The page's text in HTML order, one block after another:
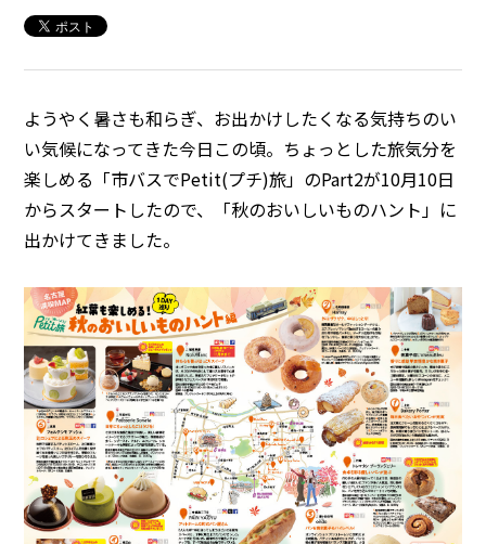
ようやく暑さも和らぎ、お出かけしたくなる気持ちのい
い気候になってきた今日この頃。ちょっとした旅気分を
楽しめる「市バスでPetit(プチ)旅」のPart2が10月10日
からスタートしたので、「秋のおいしいものハント」に
出かけてきました。